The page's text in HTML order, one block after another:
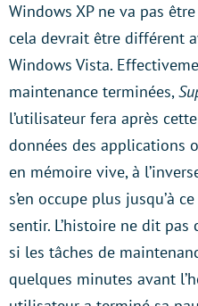
Windows XP ne va pas
cela devrait être différent
Windows Vista.
maintenance terminées,
l’utilisateur fera après
données des applications
en mémoire vive, à
s’en occupe plus jusqu’à
sentir. L’histoire ne dit
si les tâches de
quelques minutes avant